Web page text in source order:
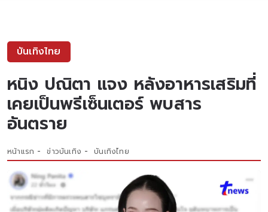
บันเทิงไทย
หนิง ปณิตา แจง หลังอาหารเสริมที่
เคยเป็นพรีเซ็นเตอร์ พบสาร
อันตราย
หน้าแรก ข่าวบันเทิง บันเทิงไทย